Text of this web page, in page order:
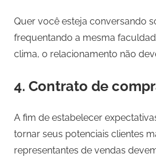
Quer você esteja conversando
frequentando a mesma
clima, o relacionamento não
4. Contrato de
A fim de estabelecer
tornar seus potenciais clientes
representantes de vendas